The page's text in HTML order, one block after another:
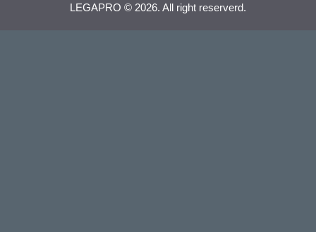
LEGAPRO © 2026. All right reserverd.